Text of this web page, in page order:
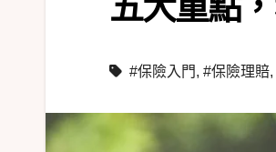
#保險入門, #保險理賠,